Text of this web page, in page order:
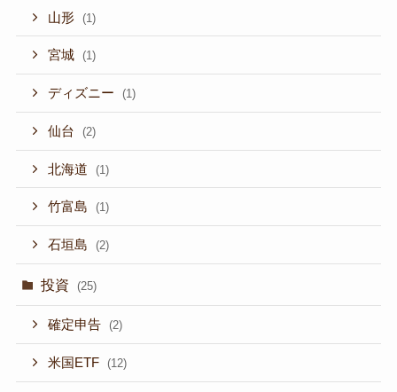
山形 (1)
宮城 (1)
ディズニー (1)
仙台 (2)
北海道 (1)
竹富島 (1)
石垣島 (2)
投資 (25)
確定申告 (2)
米国ETF (12)